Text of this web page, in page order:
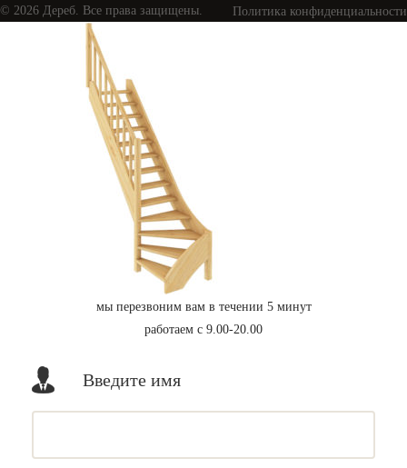
© 2026 Дереб. Все права защищены.
Политика конфиденциальности
мы перезвоним вам в течении 5 минут
работаем с 9.00-20.00
Введите имя